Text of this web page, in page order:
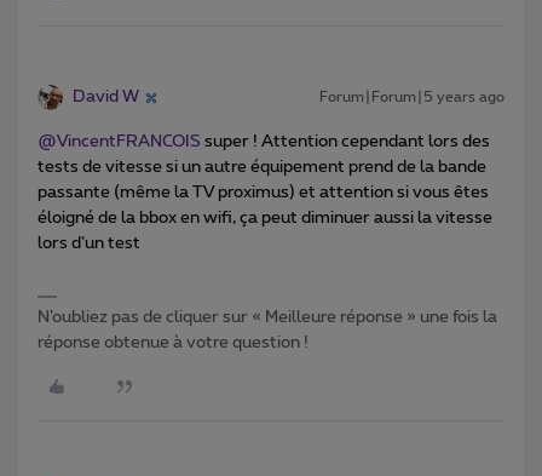
David W Forum|Forum|5 years ago
@VincentFRANCOIS super ! Attention cependant lors des
tests de vitesse si un autre équipement prend de la bande
passante (même la TV proximus) et attention si vous êtes
éloigné de la bbox en wifi, ça peut diminuer aussi la vitesse
lors d’un test
N’oubliez pas de cliquer sur « Meilleure réponse » une fois la
réponse obtenue à votre question !